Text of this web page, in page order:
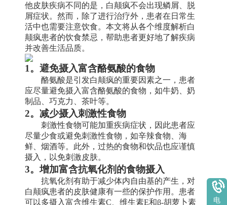
他皮肤疾病不同的是，白颠疯不会出现鳞屑、脱
屑症状。然而，除了进行治疗外，患者在日常生
活中也需要注意饮食。本文将从各个维度解析白
颠疯患者的饮食禁忌，帮助患者更好地了解疾病
并改善生活品质。
1。避免摄入富含酪氨酸的食物
酪氨酸是引发白颠疯的重要因素之一，患者
应尽量避免摄入富含酪氨酸的食物，如牛奶、奶
制品、巧克力、茶叶等。
2。减少摄入刺激性食物
刺激性食物可能加重疾病症状，因此患者应
尽量少食或避免刺激性食物，如辛辣食物、海
鲜、烟酒等。此外，过热的食物和饮品也应谨慎
摄入，以免刺激皮肤。
3。增加富含抗氧化剂的食物摄入
抗氧化剂有助于减少体内自由基的产生，对
白颠疯患者的皮肤健康有一些的保护作用。患者
可以多摄入富含维生素C、维生素E和β-胡萝卜素
电